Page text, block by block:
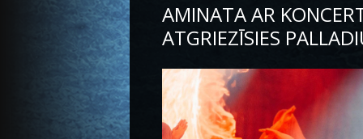
AMINATA AR
ATGRIEZĪSIES